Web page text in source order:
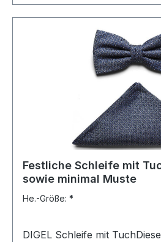
Festliche Schleife mit
sowie minimal Muste
He.-Größe: *
DIGEL Schleife mit